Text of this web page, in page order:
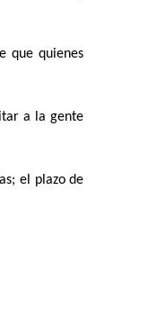
que quienes
a la gente
el plazo de